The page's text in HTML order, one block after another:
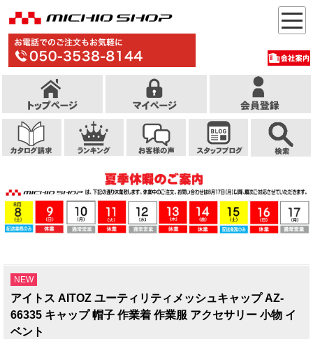
NEW
アイトス AITOZ ユーティリティメッシュキャップ AZ-
66335 キャップ 帽子 作業着 作業服 アクセサリー 小物 イ
ベント